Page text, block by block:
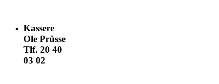
Kassere
Ole Prüsse
Tlf. 20 40
03 02